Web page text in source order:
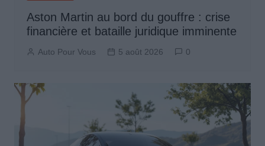
Aston Martin au bord du gouffre : crise
financière et bataille juridique imminente
Auto Pour Vous 5 août 2026 0